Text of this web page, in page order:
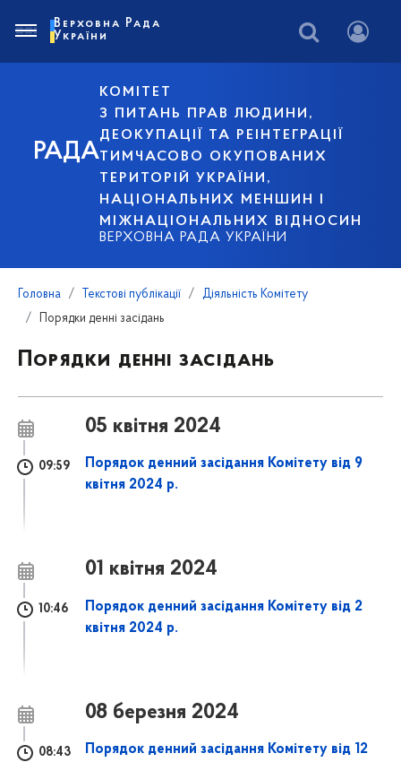
РАДА
КОМІТЕТ
З ПИТАНЬ ПРАВ ЛЮДИНИ,
ДЕОКУПАЦІЇ ТА РЕІНТЕГРАЦІЇ
ТИМЧАСОВО ОКУПОВАНИХ
ТЕРИТОРІЙ УКРАЇНИ,
НАЦІОНАЛЬНИХ МЕНШИН І
МІЖНАЦІОНАЛЬНИХ ВІДНОСИН
ВЕРХОВНА РАДА УКРАЇНИ
Верховна Рада
України
Головна Текстові публікації
Діяльність Комітету
Порядки денні засідань
Порядки денні засідань
05 квітня 2024
09:59
Порядок денний засідання Комітету від 9
квітня 2024 р.
01 квітня 2024
10:46
Порядок денний засідання Комітету від 2
квітня 2024 р.
08 березня 2024
08:43
Порядок денний засідання Комітету від 12